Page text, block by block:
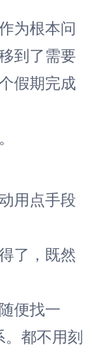
为根本问
到了需要
假期完成
用点手段
了，既然
便找一
都不用刻